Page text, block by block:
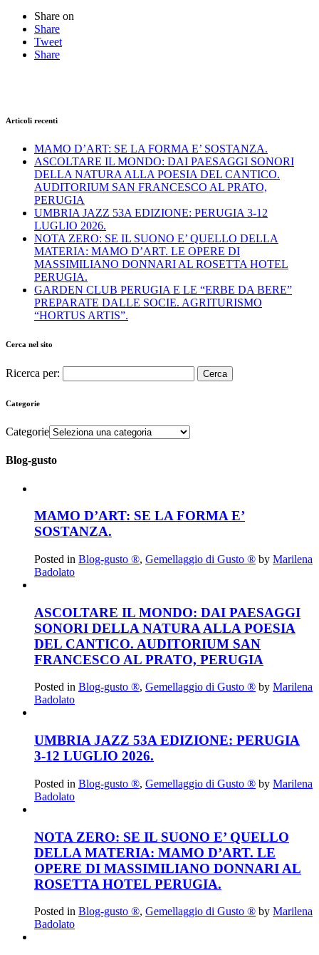
Share on
Share
Tweet
Share
Articoli recenti
MAMO D’ART: SE LA FORMA E’ SOSTANZA.
ASCOLTARE IL MONDO: DAI PAESAGGI SONORI
DELLA NATURA ALLA POESIA DEL CANTICO.
AUDITORIUM SAN FRANCESCO AL PRATO,
PERUGIA
UMBRIA JAZZ 53A EDIZIONE: PERUGIA 3-12
LUGLIO 2026.
NOTA ZERO: SE IL SUONO E’ QUELLO DELLA
MATERIA: MAMO D’ART. LE OPERE DI
MASSIMILIANO DONNARI AL ROSETTA HOTEL
PERUGIA.
GARDEN CLUB PERUGIA E LE “ERBE DA BERE”
PREPARATE DALLE SOCIE. AGRITURISMO
“HORTUS ARTIS”.
Cerca nel sito
Ricerca per:
Categorie
Categorie
Blog-gusto
MAMO D’ART: SE LA FORMA E’
SOSTANZA.
Posted in Blog-gusto ®, Gemellaggio di Gusto ® by Marilena
Badolato
ASCOLTARE IL MONDO: DAI PAESAGGI
SONORI DELLA NATURA ALLA POESIA
DEL CANTICO. AUDITORIUM SAN
FRANCESCO AL PRATO, PERUGIA
Posted in Blog-gusto ®, Gemellaggio di Gusto ® by Marilena
Badolato
UMBRIA JAZZ 53A EDIZIONE: PERUGIA
3-12 LUGLIO 2026.
Posted in Blog-gusto ®, Gemellaggio di Gusto ® by Marilena
Badolato
NOTA ZERO: SE IL SUONO E’ QUELLO
DELLA MATERIA: MAMO D’ART. LE
OPERE DI MASSIMILIANO DONNARI AL
ROSETTA HOTEL PERUGIA.
Posted in Blog-gusto ®, Gemellaggio di Gusto ® by Marilena
Badolato